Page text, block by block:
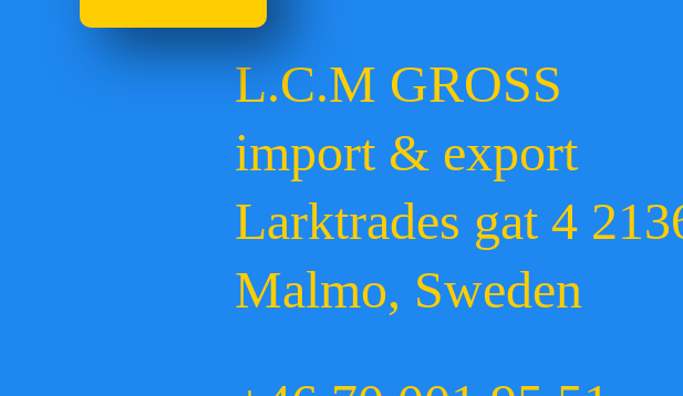
L.C.M GROSS
import & export
Larktrades gat 4
Malmo, Sweden